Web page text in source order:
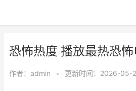
恐怖热度 播放最热恐
作者： admin • 更新时间：2026-05-